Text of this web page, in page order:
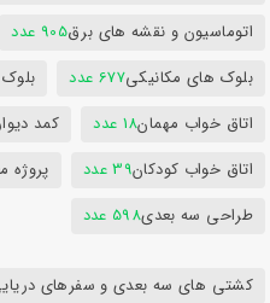
اتوماسیون و نقشه های برق905 عدد
بلوک های مکانیکی677 عدد
اتاق خواب مهمان18 عدد کمد
اتاق خواب کودکان39 عدد پروژه
طراحی سه بعدی598 عدد
کشتی های سه بعدی و سفرهای